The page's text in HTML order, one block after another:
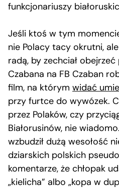
funkcjonariuszy
Jeśli ktoś w tym
nie Polacy tacy okrutni,
radą, by zechciał
Czabana na FB Czaban
film, na którym widać
przy furtce do wywózek.
przez Polaków, czy
Białorusinów, nie
wzbudził dużą wesołość
dziarskich polskich
komentarze, że chłopak
„kielicha” albo „kopa w